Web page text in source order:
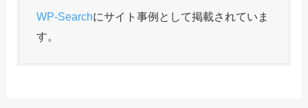
WP-Searchにサイト事例として掲載されていま
す。